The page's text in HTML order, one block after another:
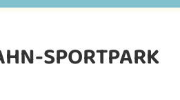
SPORTPARK